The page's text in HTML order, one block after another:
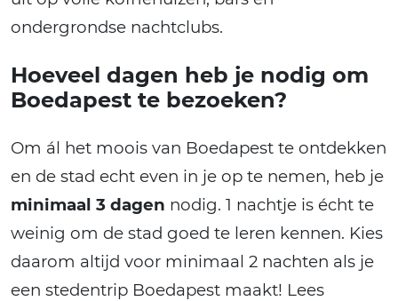
ondergrondse nachtclubs.
Hoeveel dagen heb je nodig om
Boedapest te bezoeken?
Om ál het moois van Boedapest te ontdekken
en de stad echt even in je op te nemen, heb je
minimaal 3 dagen nodig. 1 nachtje is écht te
weinig om de stad goed te leren kennen. Kies
daarom altijd voor minimaal 2 nachten als je
een stedentrip Boedapest maakt! Lees